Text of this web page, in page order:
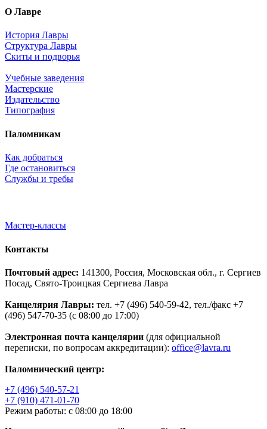
О Лавре
История Лавры
Структура Лавры
Скиты и подворья
Учебные заведения
Мастерские
Издательство
Типография
Паломникам
Как добраться
Где остановиться
Службы и требы
Мастер-классы
Контакты
Почтовый адрес: 141300, Россия, Московская обл., г. Сергиев
Посад, Свято-Троицкая Сергиева Лавра
Канцелярия Лавры: тел. +7 (496) 540-59-42, тел./факс +7
(496) 547-70-35 (с 08:00 до 17:00)
Электронная почта канцелярии (для официальной
переписки, по вопросам аккредитации): office@lavra.ru
Паломнический центр:
+7 (496) 540-57-21
+7 (910) 471-01-70
Режим работы: с 08:00 до 18:00